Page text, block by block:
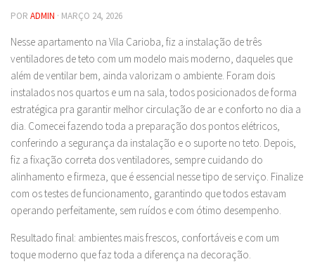
POR ADMIN · MARÇO 24, 2026
Nesse apartamento na Vila Carioba, fiz a instalação de três
ventiladores de teto com um modelo mais moderno, daqueles que
além de ventilar bem, ainda valorizam o ambiente. Foram dois
instalados nos quartos e um na sala, todos posicionados de forma
estratégica pra garantir melhor circulação de ar e conforto no dia a
dia. Comecei fazendo toda a preparação dos pontos elétricos,
conferindo a segurança da instalação e o suporte no teto. Depois,
fiz a fixação correta dos ventiladores, sempre cuidando do
alinhamento e firmeza, que é essencial nesse tipo de serviço. Finalize
com os testes de funcionamento, garantindo que todos estavam
operando perfeitamente, sem ruídos e com ótimo desempenho.
Resultado final: ambientes mais frescos, confortáveis e com um
toque moderno que faz toda a diferença na decoração.